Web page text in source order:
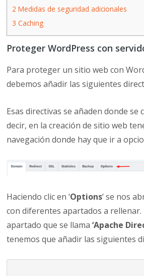
2 Medidas de seguridad adicionales
3 Caching
Proteger WordPress con
Para proteger un sitio web con
debemos añadir las siguientes
Esas directivas se añaden donde se
decir, en la creación de sitio web
navegación donde hay que ir a
Haciendo clic en ‘Options‘ se nos
con diferentes apartados a rellenar.
apartado que se llama ‘Apache
tenemos que añadir las siguientes